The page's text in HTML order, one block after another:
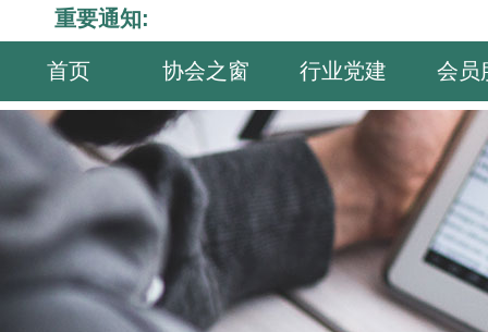
重要通知:
首页 协会之窗 行业党建 会员